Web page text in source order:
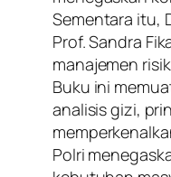
Sementara itu,
Prof. Sandra
manajemen
Buku ini
analisis gizi,
Polri